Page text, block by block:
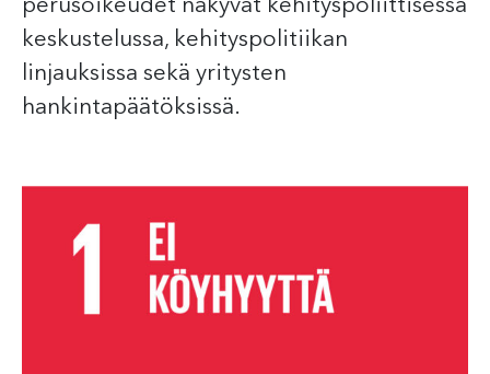
perusoikeudet näkyvät kehityspoliittisessa
keskustelussa, kehityspolitiikan
linjauksissa sekä yritysten
hankintapäätöksissä.